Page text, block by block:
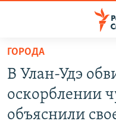
упрощенного
доступа
основному
ПОДКАСТЫ
АВТОРСКИЕ ПРОЕКТЫ
ГОРОДА
В Улан-Удэ
оскорблении
объяснили